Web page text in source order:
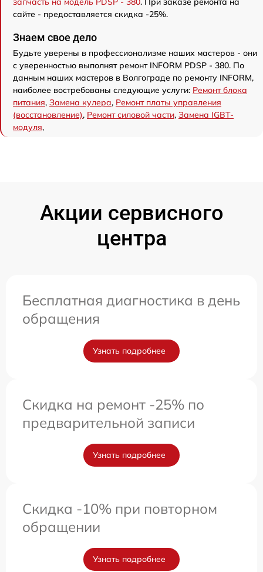
сайте - предоставляется скидка -25%.
Знаем свое дело
Будьте уверены в профессионализме наших мастеров - они
с уверенностью выполнят ремонт INFORM PDSP - 380. По
данным наших мастеров в Волгограде по ремонту INFORM,
наиболее востребованы следующие услуги: Ремонт блока
питания, Замена кулера, Ремонт платы управления
(восстановление), Ремонт силовой части, Замена IGBT-
модуля,
Акции сервисного
центра
Бесплатная диагностика в день
обращения
Узнать подробнее
Скидка на ремонт -25% по
предварительной записи
Узнать подробнее
Скидка -10% при повторном
обращении
Узнать подробнее